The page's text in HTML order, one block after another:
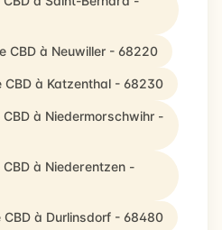
CBD à Neuwiller - 68220
à Katzenthal - 68230
à Niedermorschwihr -
à Niederentzen -
à Durlinsdorf - 68480